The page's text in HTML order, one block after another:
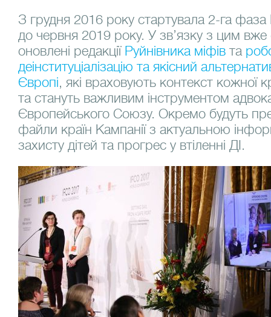
З грудня 2016 року стартувала 2-га фаза
до червня 2019 року. У зв’язку з цим вже
оновлені редакції Руйнівника міфівта
деінституціалізацію та якісний
Європі, які враховують контекст кожної
та стануть важливим інструментом
Європейського Союзу. Окремо будуть
файли країн Кампанії з актуальною
захисту дітей та прогрес у втіленні ДІ.